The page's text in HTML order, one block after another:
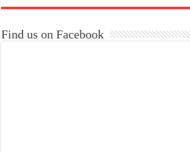
Find us on Facebook